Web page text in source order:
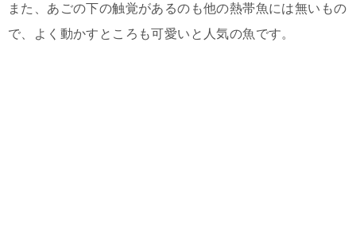
また、あごの下の触覚があるのも他の熱帯魚には無いもの
で、よく動かすところも可愛いと人気の魚です。